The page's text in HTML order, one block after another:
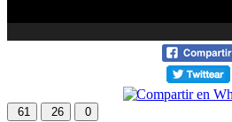
61 26 0